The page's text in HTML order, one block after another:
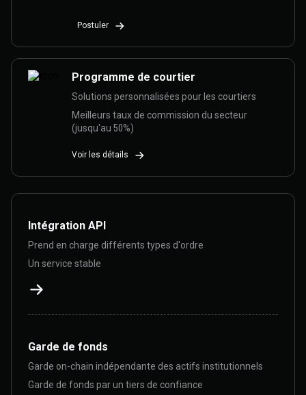
Postuler
Programme de courtier
Solutions personnalisées pour les courtiers
Meilleurs taux de commission du secteur
(jusqu'au 50%)
Voir les détails
Intégration API
Prend en charge différents types d'ordre
Un service stable
Garde de fonds
Garde on-chain indépendante des actifs institutionnels
Garde de fonds par un tiers de confiance